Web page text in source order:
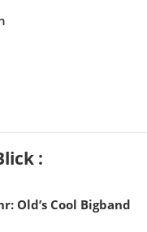
:
: Old’s Cool Bigband